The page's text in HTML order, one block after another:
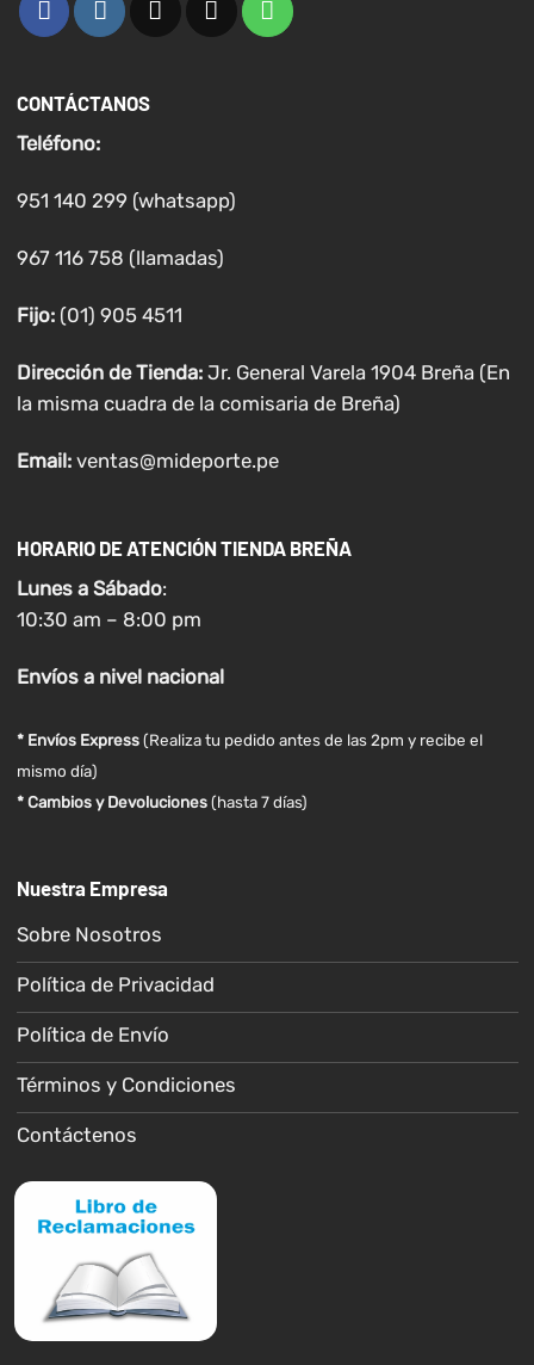
CONTÁCTANOS
Teléfono:
951 140 299 (whatsapp)
967 116 758 (llamadas)
Fijo:(01) 905 4511
Dirección de Tienda: Jr. General Varela 1904 Breña (En
la misma cuadra de la comisaria de Breña)
Email: ventas@mideporte.pe
HORARIO DE ATENCIÓN TIENDA BREÑA
Lunes a Sábado:
10:30 am – 8:00 pm
Envíosa nivel nacional
* Envíos Express(Realiza tu pedido antes de las 2pm y recibe el
mismo día)
* Cambios y Devoluciones (hasta 7 días)
Nuestra Empresa
Sobre Nosotros
Política de Privacidad
Política de Envío
Términos y Condiciones
Contáctenos